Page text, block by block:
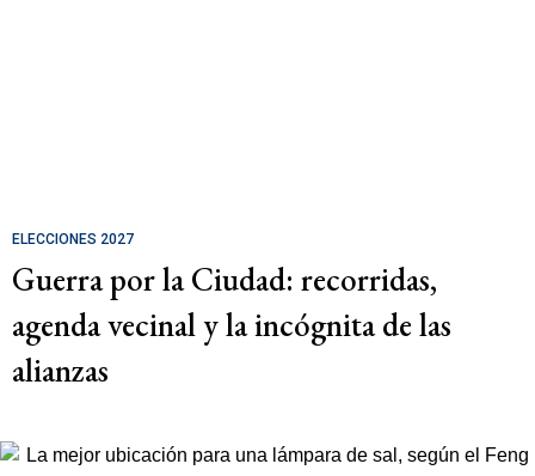
ELECCIONES 2027
Guerra por la Ciudad: recorridas,
agenda vecinal y la incógnita de las
alianzas